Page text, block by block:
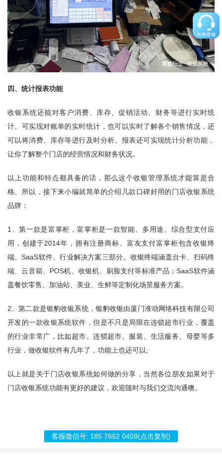
四、统计报表功能
收银系统还能对客户消费、库存、促销活动、财务等进行实时统
计。可实现对账单的实时统计，也可以实时了解各个销售情况，还
可以将消费、库存等进行及时分析。报表还可实现统计分析功能，
让你了解整个门店的经营情况和财务状况。
以上功能和特点都具备的话，那么这个收银管理系统才能算是合
格。所以，接下来小编就简单的介绍几款口碑好用的门店收银系统
品牌：
1、第一款是富掌柜，富掌柜是一款智能、多用途、综合型支付应
用，创建于2014年，拥有注册商标。富友支付富掌柜包含收银终
端、SaaS软件、行业解决方案三部分。收银终端涵盖台卡、扫码终
端、云音箱、
POS机 、收银机、刷脸支付等标准产品；SaaS软件涵
盖餐饮零售、加油站、美业、生鲜等定制化场景服务方案。
2、第二款是银豹收银系统，银豹收银由厦门准动网络科技有限公司
开发的一款收银系统软件，但是不只是局限在连锁超市行业，覆盖
的行业非常广，比如超市、连锁超市、服装、生活服务、母婴等多
行业，做收银软件有几年了，功能上也还可以;
以上就是关于门店收银系统如何做的分享，当然各位朋友如果对于
门店收银系统功能有更好的建议，欢迎随时与我们交流沟通噢。
客服微信号: 185 7662 0409(点击复制)